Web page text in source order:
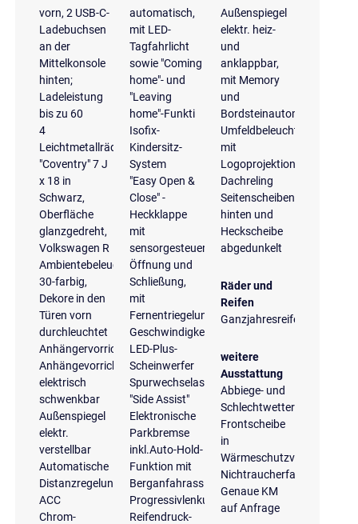
vorn, 2 USB-C-
Ladebuchsen
an der
Mittelkonsole
hinten;
Ladeleistung
bis zu 60
4
Leichtmetallräder
"Coventry" 7 J
x 18 in
Schwarz,
Oberfläche
glanzgedreht,
Volkswagen R
Ambientebeleuchtung
30-farbig,
Dekore in den
Türen vorn
durchleuchtet
Anhängervorrichtung
Anhängevorrichtung
elektrisch
schwenkbar
Außenspiegel
elektr.
verstellbar
Automatische
Distanzregelung
ACC
Chrom-
automatisch,
mit LED-
Tagfahrlicht
sowie "Coming
home"- und
"Leaving
home"-Funkti
Isofix-
Kindersitz-
System
"Easy Open &
Close" -
Heckklappe
mit
sensorgesteuerter
Öffnung und
Schließung,
mit
Fernentriegelung
Geschwindigkeitsregelanlage
LED-Plus-
Scheinwerfer
Spurwechselassistent
"Side Assist"
Elektronische
Parkbremse
inkl.Auto-Hold-
Funktion mit
Berganfahrassistent
Progressivlenkung
Reifendruck-
Außenspiegel
elektr. heiz-
und
anklappbar,
mit Memory
und
Bordsteinautomatik
Umfeldbeleuchtung
mit
Logoprojektion
Dachreling
Seitenscheiben
hinten und
Heckscheibe
abgedunkelt
Räder und
Reifen
Ganzjahresreifen
weitere
Ausstattung
Abbiege- und
Schlechtwetterlicht
Frontscheibe
in
Wärmeschutzverglasung
Nichtraucherfahrzeug
Genaue KM
auf Anfrage